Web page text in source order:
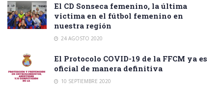
El CD Sonseca femenino, la última
victima en el fútbol femenino en
nuestra región
24 AGOSTO 2020
El Protocolo COVID-19 de la FFCM ya es
oficial de manera definitiva
10 SEPTIEMBRE 2020